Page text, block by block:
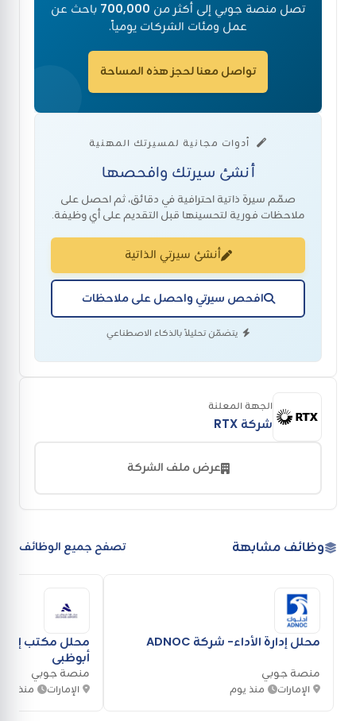
تصل منصة جوبي إلى أكثر من 700,000 باحث عن
عمل ومئات الشركات يومياً.
تواصل معنا لحجز هذه المساحة
أدوات مجانية لمسيرتك المهنية
أنشئ سيرتك وافحصها
صمّم سيرة ذاتية احترافية في دقائق، ثم احصل على
ملاحظات فورية لتحسينها قبل التقديم على أي وظيفة.
أنشئ سيرتي الذاتية
افحص سيرتي واحصل على ملاحظات
يتضمّن تحليلاً بالذكاء الاصطناعي
الجهة المعلنة
شركة RTX
عرض ملف الشركة
وظائف مشابهة تصفح جميع الوظائف
محلل إدارة الأداء- شركة ADNOC
منصة جوبي
الإمارات منذ يوم
محلل مكتب
أبوظبي
منصة جوبي
الإمارات منذ يوم